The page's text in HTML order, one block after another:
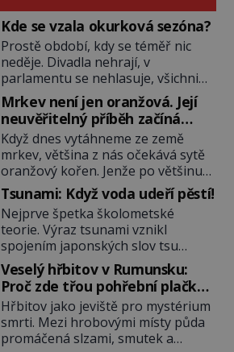
Kde se vzala okurková sezóna?
Prostě období, kdy se téměř nic
neděje. Divadla nehrají, v
parlamentu se nehlasuje, všichni
jsou na dovolené a média tak
nemají o čem mluvit a psát. A
vymýšlejí si proto témata, které
nikoho nezajímají. Proč je však ona
letní doba spojovaná zrovna s
okurkami? Okurkovou sezónu
známe už od poloviny 19. století,
ovšem jako Češi […]
Mrkev není jen oranžová. Její
neuvěřitelný příběh začíná
fialovou barvou
Když dnes vytáhneme ze země
mrkev, většina z nás očekává sytě
oranžový kořen. Jenže po většinu
své historie je mrkev všechno
možné, jen ne oranžová. Je fialová,
žlutá, bílá, někdy dokonce téměř
černá. Až díky stovkám let
pečlivého šlechtění se z ní stává
zelenina, bez které si českou
zahradu ani nedokážeme
představit. Její příběh je […]
Tsunami: Když voda udeří pěstí!
Nejprve špetka školometské
teorie. Výraz tsunami vznikl
spojením japonských slov tsu
(přístav) a nami (vlna). Jedná se o
dlouhou vlnu, která je na volném
moři takřka nepostřehnutelná.
Ačkoli je vlnová délka tsunami i 300
kilometrů, výška vlny na volném
moři je maximálně 1,5 metru.
Veselý hřbitov v Rumunsku:
Proč zde třou pohřební plačky
bídu s nouzí?
Hřbitov jako jeviště pro mystérium
smrti. Mezi hrobovými místy půda
promáčená slzami, smutek a